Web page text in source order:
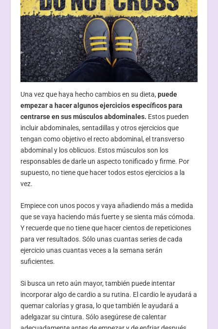
Una vez que haya hecho cambios en su dieta,puede
empezar a hacer algunos ejercicios específicos para
centrarse en sus músculos abdominales. Estos pueden
incluir abdominales, sentadillas y otros ejercicios que
tengan como objetivo el recto abdominal, el transverso
abdominal y los oblicuos. Estos músculos son los
responsables de darle un aspecto tonificado y firme. Por
supuesto, no tiene que hacer todos estos ejercicios a la
vez.
Empiece con unos pocos y vaya añadiendo más a medida
que se vaya haciendo más fuerte y se sienta más cómoda.
Y recuerde que no tiene que hacer cientos de repeticiones
para ver resultados. Sólo unas cuantas series de cada
ejercicio unas cuantas veces a la semana serán
suficientes.
Si busca un reto aún mayor, también puede intentar
incorporar algo de cardio a su rutina. El cardio le ayudará a
quemar calorías y grasa, lo que también le ayudará a
adelgazar su cintura. Sólo asegúrese de calentar